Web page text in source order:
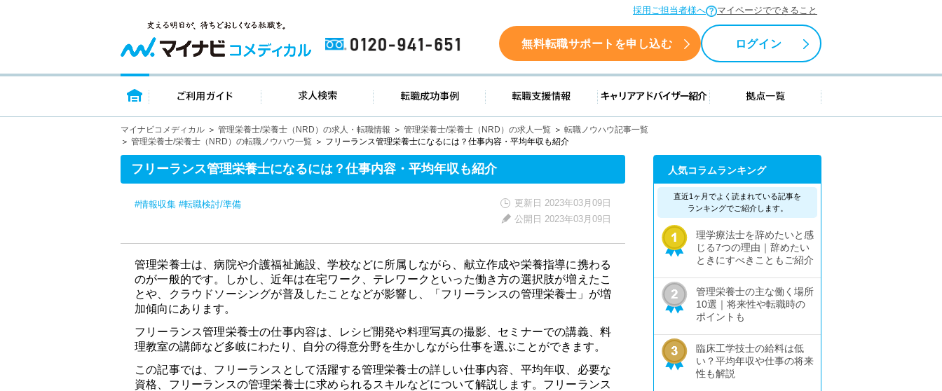
採用ご担当者様へ マイページでできること
0120-941-651 無料転職サポートを申し込む ログイン
トップページ ご利用ガイド 求人検索 転職成功事例 転職支援情報 キャリアアドバイザー紹介 拠点一覧
マイナビコメディカル 管理栄養士/栄養士（NRD）の求人・転職情報 管理栄養士/栄養士（NRD）の求人一覧
転職ノウハウ記事一覧
管理栄養士/栄養士（NRD）の転職ノウハウ一覧
フリーランス管理栄養士になるには？仕事内容・平均年収も紹介
フリーランス管理栄養士になるには？仕事内容・平均年収も紹介
更新日 2023年03月09日
公開日 2023年03月09日
#情報収集 #転職検討/準備
管理栄養士は、病院や介護福祉施設、学校などに所属しながら、献立作成や栄養指導に携わる
のが一般的です。しかし、近年は在宅ワーク、テレワークといった働き方の選択肢が増えたこ
とや、クラウドソーシングが普及したことなどが影響し、「フリーランスの管理栄養士」が増
加傾向にあります。
フリーランス管理栄養士の仕事内容は、レシピ開発や料理写真の撮影、セミナーでの講義、料
理教室の講師など多岐にわたり、自分の得意分野を生かしながら仕事を選ぶことができます。
この記事では、フリーランスとして活躍する管理栄養士の詳しい仕事内容、平均年収、必要な
資格、フリーランスの管理栄養士に求められるスキルなどについて解説します。フリーランス
人気コラムランキング
直近1ヶ月でよく読まれている記事を
ランキングでご紹介します。
理学療法士を辞めたいと感
じる7つの理由｜辞めたい
ときにすべきこともご紹介
管理栄養士の主な働く場所
10選｜将来性や転職時の
ポイントも
臨床工学技士の給料は低
い？平均年収や仕事の将来
性も解説